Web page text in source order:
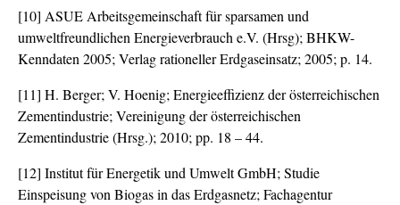
[10] ASUE Arbeitsgemeinschaft für sparsamen und
umweltfreundlichen Energieverbrauch e.V. (Hrsg); BHKW-
Kenndaten 2005; Verlag rationeller Erdgaseinsatz; 2005; p. 14.
[11] H. Berger; V. Hoenig; Energieeffizienz der österreichischen
Zementindustrie; Vereinigung der österreichischen
Zementindustrie (Hrsg.); 2010; pp. 18 – 44.
[12] Institut für Energetik und Umwelt GmbH; Studie
Einspeisung von Biogas in das Erdgasnetz; Fachagentur